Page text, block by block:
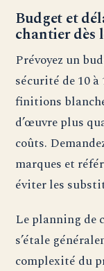
Budget et
chantier dès
Prévoyez un
sécurité de 10
finitions
d’œuvre plus
coûts.
marques et
éviter les
Le planning de
s’étale
complexité du